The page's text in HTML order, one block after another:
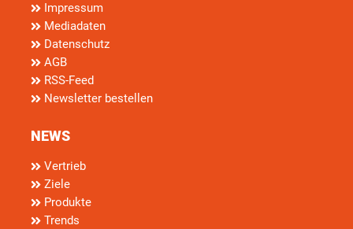
Impressum
Mediadaten
Datenschutz
AGB
RSS-Feed
Newsletter bestellen
NEWS
Vertrieb
Ziele
Produkte
Trends